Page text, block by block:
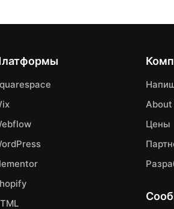
About
Цены